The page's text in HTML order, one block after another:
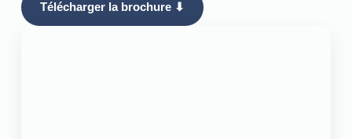
Télécharger la brochure ⬇